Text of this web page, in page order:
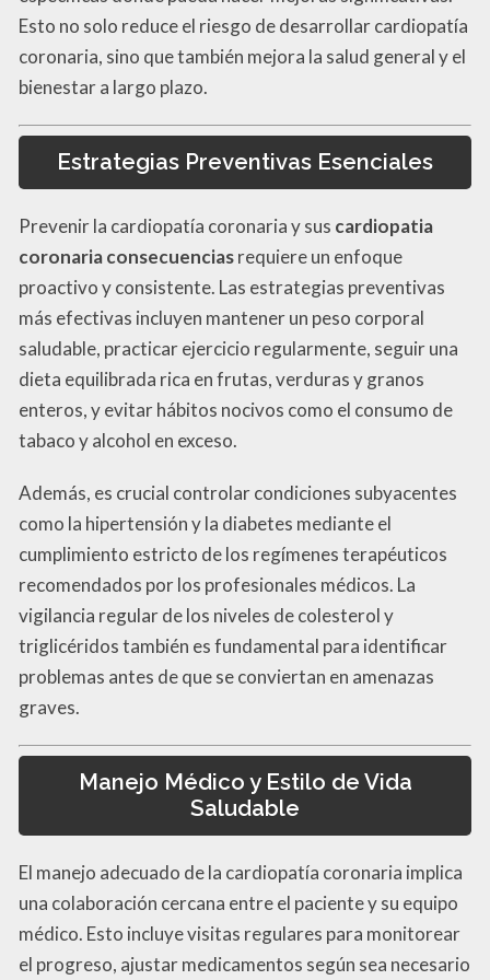
Esto no solo reduce el riesgo de desarrollar cardiopatía
coronaria, sino que también mejora la salud general y el
bienestar a largo plazo.
Estrategias Preventivas Esenciales
Prevenir la cardiopatía coronaria y sus cardiopatia
coronaria consecuenciasrequiere un enfoque
proactivo y consistente. Las estrategias preventivas
más efectivas incluyen mantener un peso corporal
saludable, practicar ejercicio regularmente, seguir una
dieta equilibrada rica en frutas, verduras y granos
enteros, y evitar hábitos nocivos como el consumo de
tabaco y alcohol en exceso.
Además, es crucial controlar condiciones subyacentes
como la hipertensión y la diabetes mediante el
cumplimiento estricto de los regímenes terapéuticos
recomendados por los profesionales médicos. La
vigilancia regular de los niveles de colesterol y
triglicéridos también es fundamental para identificar
problemas antes de que se conviertan en amenazas
graves.
Manejo Médico y Estilo de Vida
Saludable
El manejo adecuado de la cardiopatía coronaria implica
una colaboración cercana entre el paciente y su equipo
médico. Esto incluye visitas regulares para monitorear
el progreso, ajustar medicamentos según sea necesario